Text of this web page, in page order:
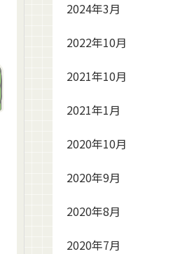
2024年3月
2022年10月
2021年10月
2021年1月
2020年10月
2020年9月
2020年8月
2020年7月